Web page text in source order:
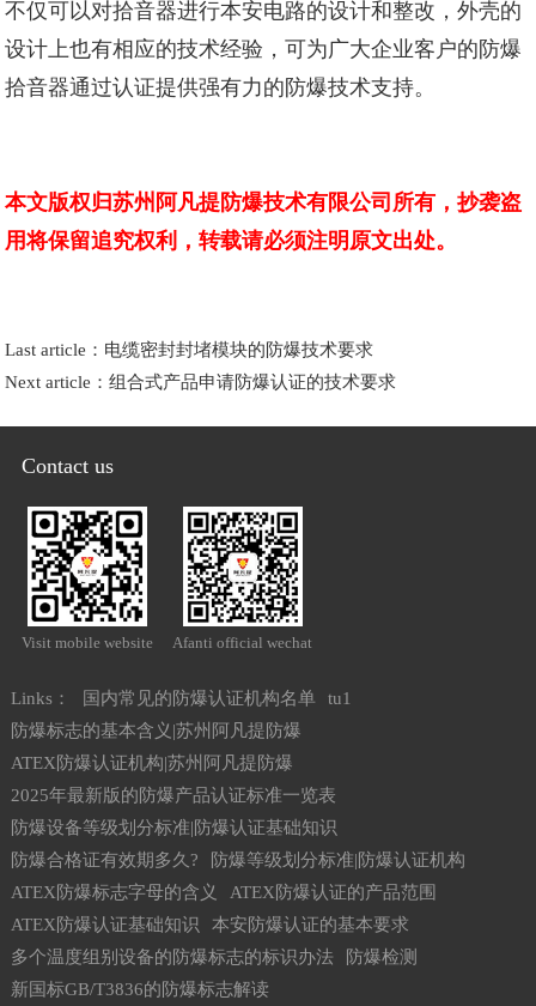
不仅可以对拾音器进行本安电路的设计和整改，外壳的
设计上也有相应的技术经验，可为广大企业客户的防爆
拾音器通过认证提供强有力的防爆技术支持。
本文版权归苏州阿凡提防爆技术有限公司所有，抄袭盗
用将保留追究权利，转载请必须注明原文出处。
Last article： 电缆密封封堵模块的防爆技术要求
Next article：组合式产品申请防爆认证的技术要求
Contact us
Visit mobile website Afanti official wechat
Links： 国内常见的防爆认证机构名单
tu1
防爆标志的基本含义|苏州阿凡提防爆
ATEX防爆认证机构|苏州阿凡提防爆
2025年最新版的防爆产品认证标准一览表
防爆设备等级划分标准|防爆认证基础知识
防爆合格证有效期多久?
防爆等级划分标准|防爆认证机构
ATEX防爆标志字母的含义
ATEX防爆认证的产品范围
ATEX防爆认证基础知识
本安防爆认证的基本要求
多个温度组别设备的防爆标志的标识办法
防爆检测
新国标GB/T3836的防爆标志解读